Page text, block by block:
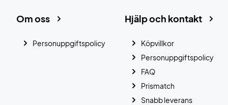
Hjälp och kontakt
Köpvillkor
Personuppgiftspolicy
FAQ
Prismatch
Snabb leverans
Om oss
Personuppgiftspolicy